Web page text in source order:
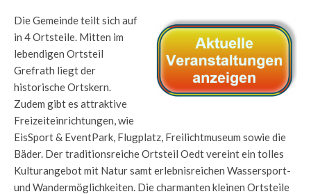
Die Gemeinde teilt sich auf
in 4 Ortsteile. Mitten im
lebendigen Ortsteil
Grefrath liegt der
historische Ortskern.
Zudem gibt es attraktive
Freizeiteinrichtungen, wie
EisSport & EventPark, Flugplatz, Freilichtmuseum sowie die
Bäder. Der traditionsreiche Ortsteil Oedt vereint ein tolles
Kulturangebot mit Natur samt erlebnisreichen Wassersport-
und Wandermöglichkeiten. Die charmanten kleinen Ortsteile